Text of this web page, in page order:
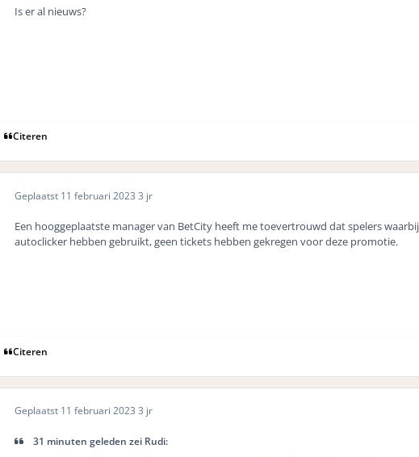
Is er al nieuws?
Citeren
Geplaatst 11 februari 2023 3 jr
Een hooggeplaatste manager van BetCity heeft me toevertrouwd dat spelers
autoclicker hebben gebruikt, geen tickets hebben gekregen voor deze promotie.
Citeren
Geplaatst 11 februari 2023 3 jr
31 minuten geleden zei Rudi: